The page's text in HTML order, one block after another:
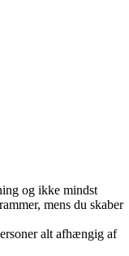
og ikke mindst
mens du skaber
alt afhængig af